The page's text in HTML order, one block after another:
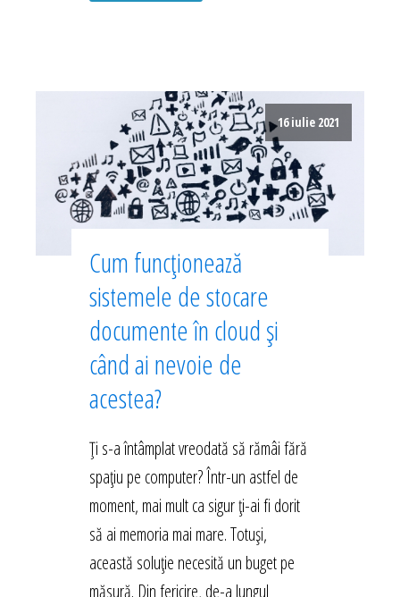
16 iulie 2021
Cum funcționează
sistemele de stocare
documente în cloud și
când ai nevoie de
acestea?
Ți s-a întâmplat vreodată să rămâi fără
spațiu pe computer? Într-un astfel de
moment, mai mult ca sigur ți-ai fi dorit
să ai memoria mai mare. Totuși,
această soluție necesită un buget pe
măsură. Din fericire, de-a lungul